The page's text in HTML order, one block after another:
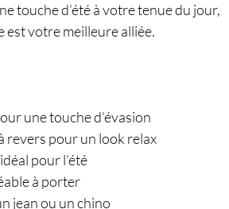
touche d’été à votre tenue du jour,
est votre meilleure alliée.
une touche d’évasion
revers pour un look relax
pour l’été
à porter
jean ou un chino